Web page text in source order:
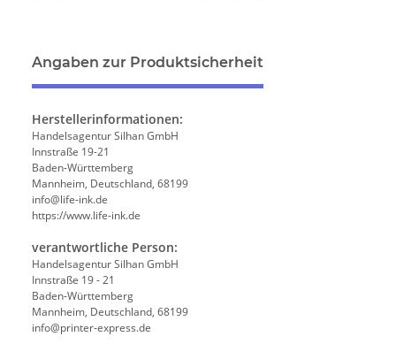
Angaben zur Produktsicherheit
Herstellerinformationen:
Handelsagentur Silhan GmbH
Innstraße 19-21
Baden-Württemberg
Mannheim, Deutschland, 68199
info@life-ink.de
https://www.life-ink.de
verantwortliche Person:
Handelsagentur Silhan GmbH
Innstraße 19 - 21
Baden-Württemberg
Mannheim, Deutschland, 68199
info@printer-express.de